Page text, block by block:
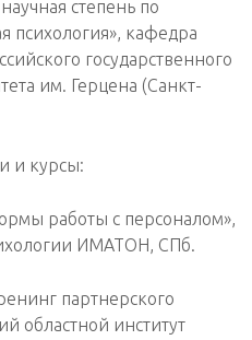
степень по
психология», кафедра
государственного
им. Герцена (Санкт-
и курсы:
работы с персоналом»,
ИМАТОН, СПб.
партнерского
областной институт